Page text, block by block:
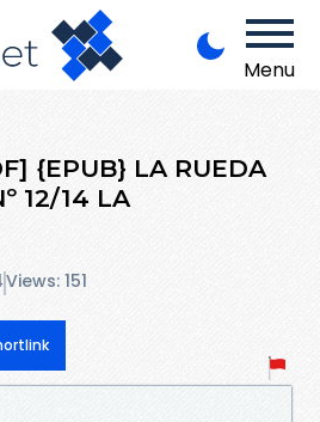
Menu
{EPUB} LA RUEDA
12/14 LA
Views: 151